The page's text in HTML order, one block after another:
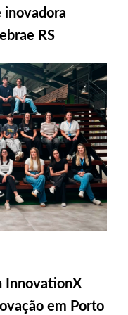
inovadora
RS
InnovationX
em Porto